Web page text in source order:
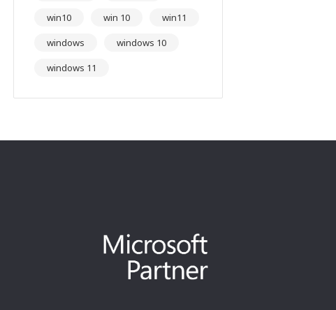
win10
win 10
win11
windows
windows 10
windows 11